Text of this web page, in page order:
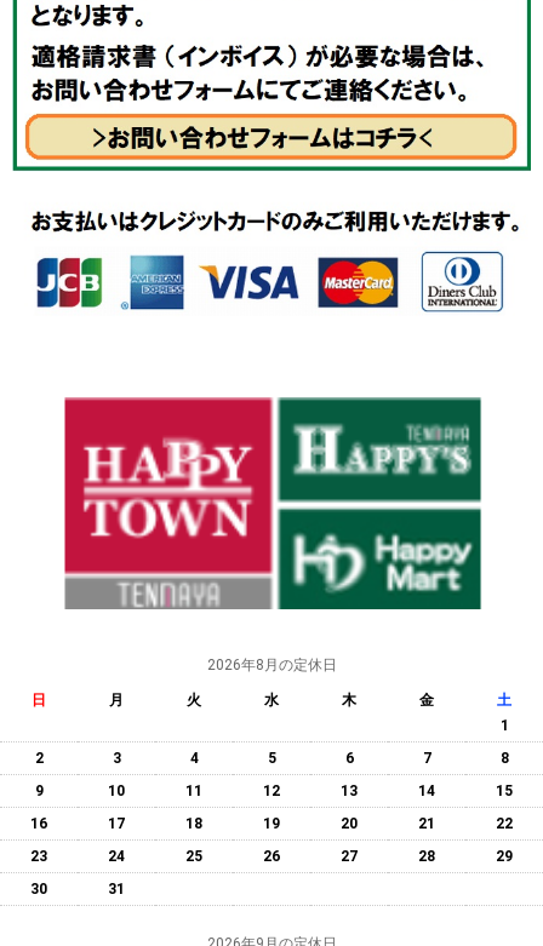
2026年8月の定休日
日 月 火 水 木 金
土
1
2
3 4 5 6 7
8
9
10 11 12 13 14
15
16
17 18 19 20 21
22
23
24 25 26 27 28
29
30
31